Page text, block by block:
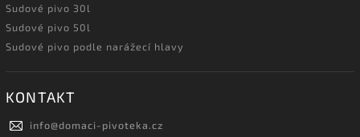
Sudové pivo 30l
Sudové pivo 50l
Sudové pivo podle narážecí hlavy
KONTAKT
info@domaci-pivoteka.cz